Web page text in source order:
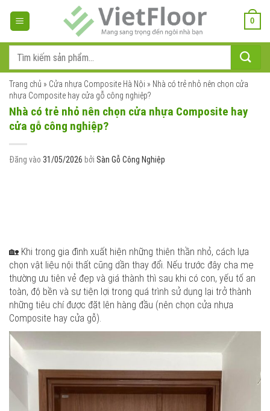
dung
0
kiếm:
Trang chủ » Cửa nhựa Composite Hà Nội » Nhà có trẻ nhỏ nên chọn cửa
nhựa Composite hay cửa gỗ công nghiệp?
Nhà có trẻ nhỏ nên chọn cửa nhựa Composite hay
cửa gỗ công nghiệp?
Đăng vào 31/05/2026 bởi Sàn Gỗ Công Nghiệp
🏡 Khi trong gia đình xuất hiện những thiên thần nhỏ, cách lựa
chọn vật liệu nội thất cũng dần thay đổi. Nếu trước đây cha mẹ
thường ưu tiên vẻ đẹp và giá thành thì sau khi có con, yếu tố an
toàn, độ bền và sự tiện lợi trong quá trình sử dụng lại trở thành
những tiêu chí được đặt lên hàng đầu (nên chọn cửa nhựa
Composite hay cửa gỗ).